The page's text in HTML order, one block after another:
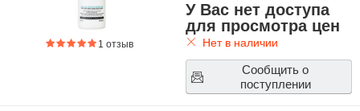
1 отзыв
У Вас нет доступа
для просмотра цен
Нет в наличии
Сообщить о
поступлении